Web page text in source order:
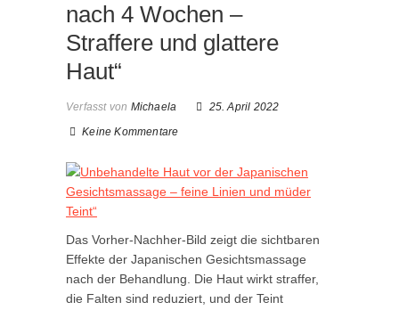
nach 4 Wochen –
Straffere und glattere
Haut“
Verfasst von Michaela
25. April 2022
Keine Kommentare
Das Vorher-Nachher-Bild zeigt die sichtbaren
Effekte der Japanischen Gesichtsmassage
nach der Behandlung. Die Haut wirkt straffer,
die Falten sind reduziert, und der Teint